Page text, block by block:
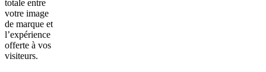
totale entre
votre image
de marque et
l’expérience
offerte à vos
visiteurs.